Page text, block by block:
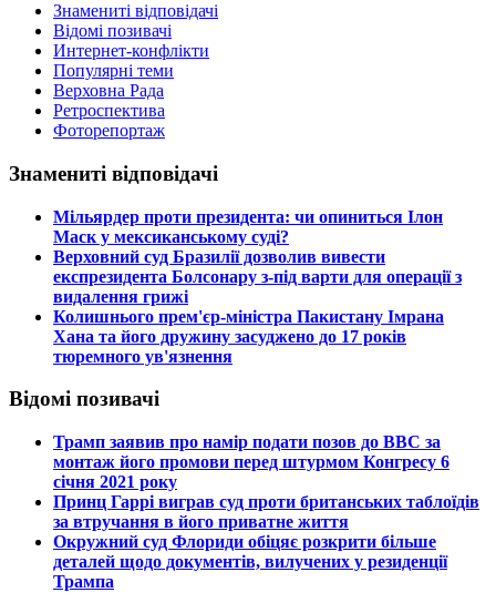
Знамениті відповідачі
Відомі позивачі
Интернет-конфлікти
Популярні теми
Верховна Рада
Ретроспектива
Фоторепортаж
Знамениті відповідачі
​Мільярдер проти президента: чи опиниться Ілон
Маск у мексиканському суді?
​Верховний суд Бразилії дозволив вивести
експрезидента Болсонару з-під варти для операції з
видалення грижі
​Колишнього прем'єр-міністра Пакистану Імрана
Хана та його дружину засуджено до 17 років
тюремного ув'язнення
Відомі позивачі
​Трамп заявив про намір подати позов до ВВС за
монтаж його промови перед штурмом Конгресу 6
січня 2021 року
​Принц Гаррі виграв суд проти британських таблоїдів
за втручання в його приватне життя
​Окружний суд Флориди обіцяє розкрити більше
деталей щодо документів, вилучених у резиденції
Трампа